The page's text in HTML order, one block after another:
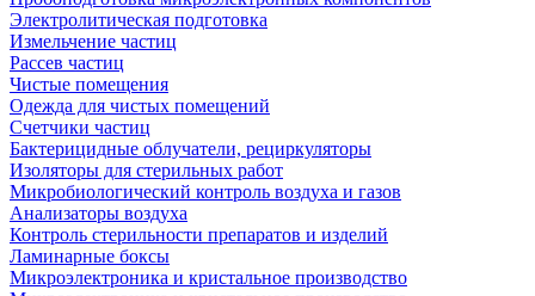
Электролитическая подготовка
Измельчение частиц
Рассев частиц
Чистые помещения
Одежда для чистых помещений
Счетчики частиц
Бактерицидные облучатели, рециркуляторы
Изоляторы для стерильных работ
Микробиологический контроль воздуха и газов
Анализаторы воздуха
Контроль стерильности препаратов и изделий
Ламинарные боксы
Микроэлектроника и кристальное производство